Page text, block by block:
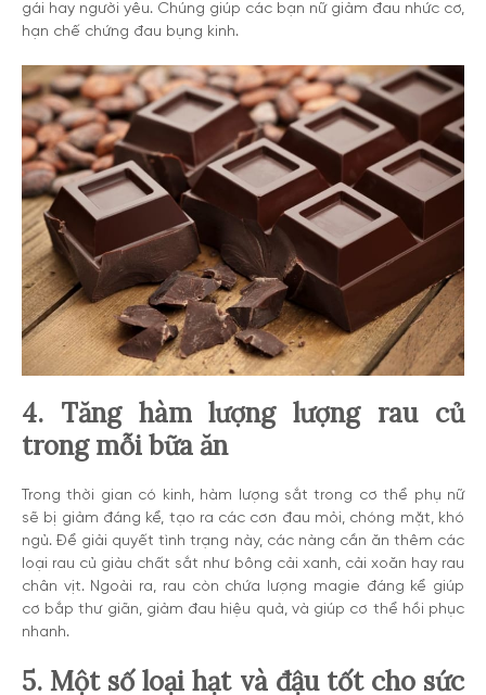
gái hay người yêu. Chúng giúp các bạn nữ giảm đau nhức cơ,
hạn chế chứng đau bụng kinh.
4. Tăng hàm lượng lượng rau củ
trong mỗi bữa ăn
Trong thời gian có kinh, hàm lượng sắt trong cơ thể phụ nữ
sẽ bị giảm đáng kể, tạo ra các cơn đau mỏi, chóng mặt, khó
ngủ. Để giải quyết tình trạng này, các nàng cần ăn thêm các
loại rau củ giàu chất sắt như bông cải xanh, cải xoăn hay rau
chân vịt. Ngoài ra, rau còn chứa lượng magie đáng kể giúp
cơ bắp thư giãn, giảm đau hiệu quả, và giúp cơ thể hồi phục
nhanh.
5. Một số loại hạt và đậu tốt cho sức